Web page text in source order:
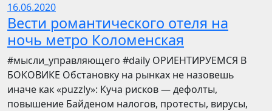
16.06.2020
Вести романтического отеля на
ночь метро Коломенская
​​#мысли_управляющего #daily ОРИЕНТИРУЕМСЯ В
БОКОВИКЕ Обстановку на рынках не назовешь
иначе как «puzzly»: Куча рисков — дефолты,
повышение Байденом налогов, протесты, вирусы,